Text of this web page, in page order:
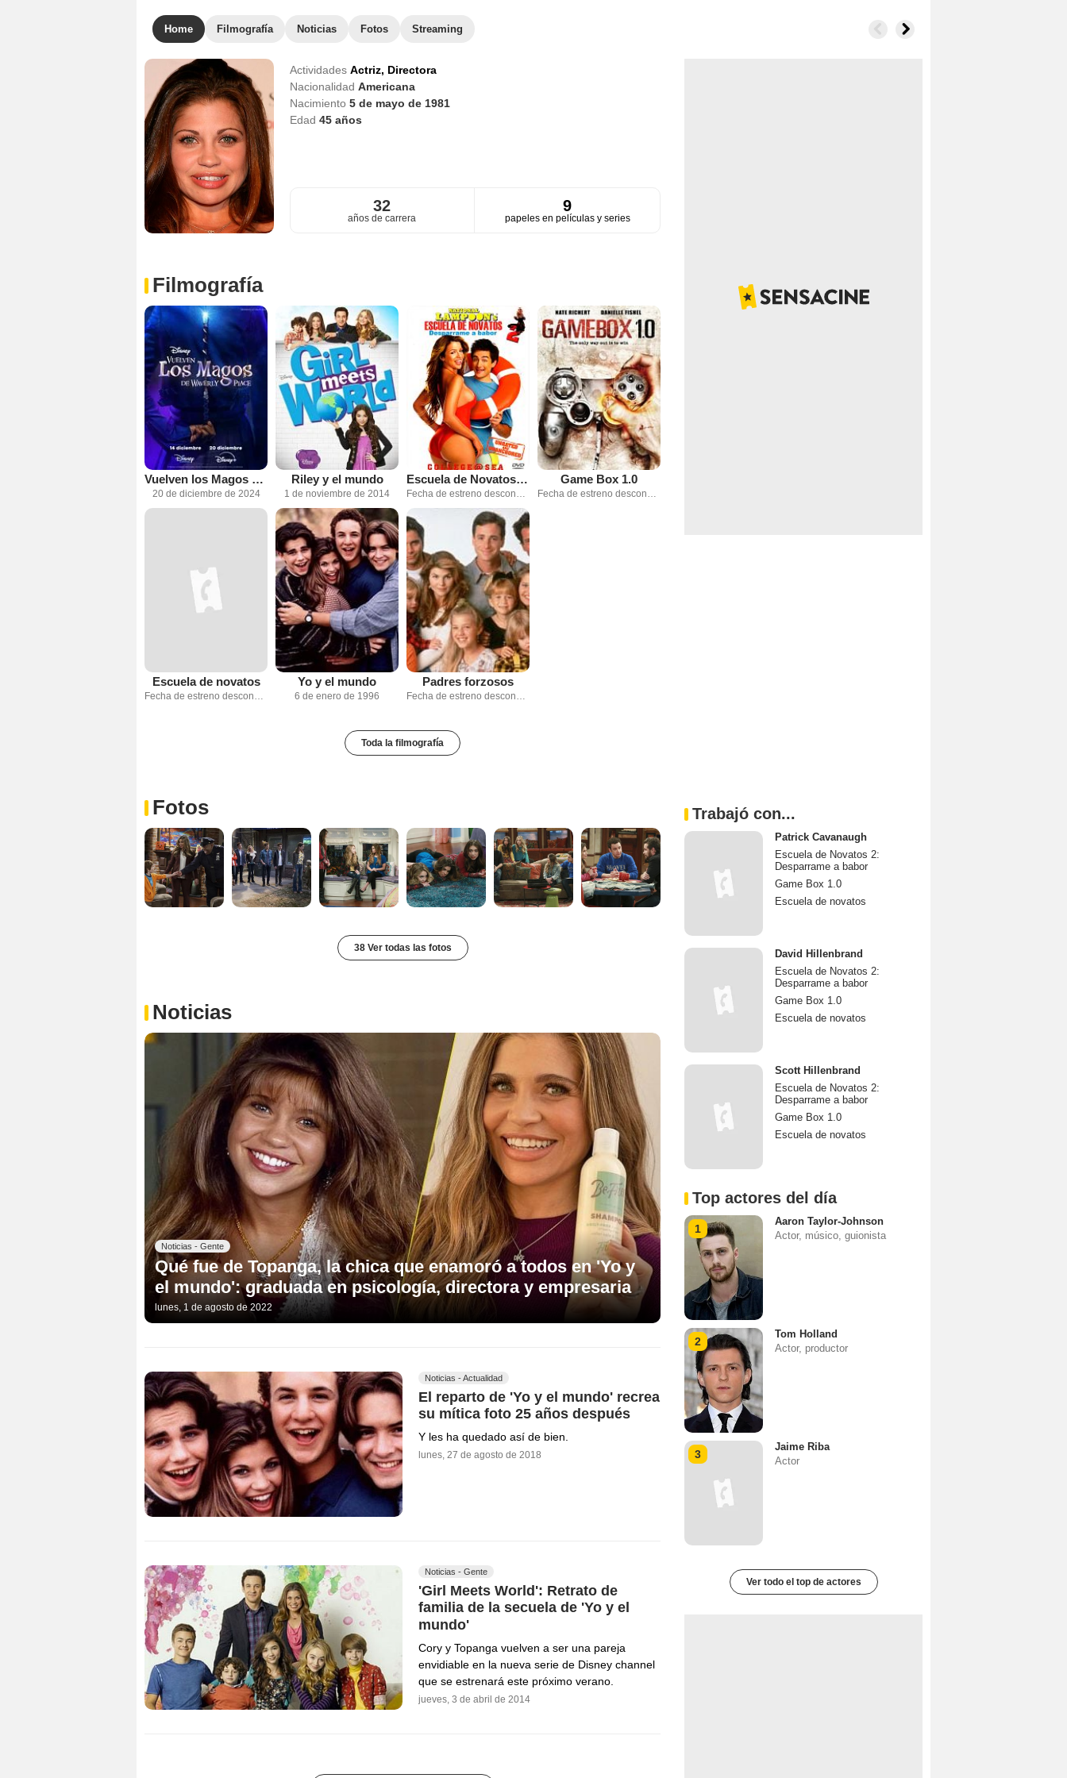
Home Filmografía Noticias Fotos Streaming
Actividades Actriz, Directora
Nacionalidad Americana
Nacimiento 5 de mayo de 1981
Edad 45años
32
años de carrera
9
papeles en películas y series
Filmografía
Vuelven los Magos de Waverly Place
20 de diciembre de 2024
Riley y el mundo
1 de noviembre de 2014
Escuela de Novatos 2: Desparrame a babor
Fecha de estreno desconocida
Game Box 1.0
Fecha de estreno desconocida
Escuela de novatos Yo y el mundo
6 de enero de 1996
Padres forzosos
Fecha de estreno desconocida
Toda la filmografía
Fotos
38 Ver todas las fotos
Noticias
Noticias - Gente
Qué fue de Topanga, la chica que enamoró a todos en 'Yo y
el mundo': graduada en psicología, directora y empresaria
lunes, 1 de agosto de 2022
Noticias - Actualidad
El reparto de 'Yo y el mundo' recrea
su mítica foto 25 años después
Y les ha quedado así de bien.
lunes, 27 de agosto de 2018
Noticias - Gente
'Girl Meets World': Retrato de
familia de la secuela de 'Yo y el
mundo'
Cory y Topanga vuelven a ser una pareja
envidiable en la nueva serie de Disney channel
que se estrenará este próximo verano.
jueves, 3 de abril de 2014
Trabajó con...
Patrick Cavanaugh
Escuela de Novatos 2:
Desparrame a babor
Game Box 1.0
Escuela de novatos
David Hillenbrand
Escuela de Novatos 2:
Desparrame a babor
Game Box 1.0
Escuela de novatos
Scott Hillenbrand
Escuela de Novatos 2:
Desparrame a babor
Game Box 1.0
Escuela de novatos
Top actores del día
1
Aaron Taylor-Johnson
Actor, músico, guionista
2
Tom Holland
Actor, productor
3
Jaime Riba
Actor
Ver todo el top de actores